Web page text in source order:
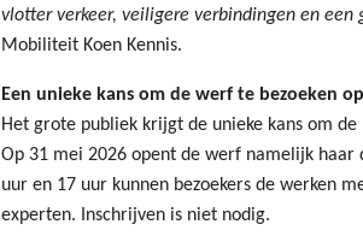
vlotter verkeer, veiligere verbindingen en een
Mobiliteit Koen Kennis.
Een unieke kans om de werf te bezoeken
Het grote publiek krijgt de unieke kans om
Op 31 mei 2026 opent de werf namelijk haar
uur en 17 uur kunnen bezoekers de werken
experten. Inschrijven is niet nodig.